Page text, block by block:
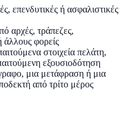
επενδυτικές ή ασφαλιστικές
αρχές, τράπεζες,
φορείς
στοιχεία πελάτη,
εξουσιοδότηση
μια μετάφραση ή μια
από τρίτο μέρος